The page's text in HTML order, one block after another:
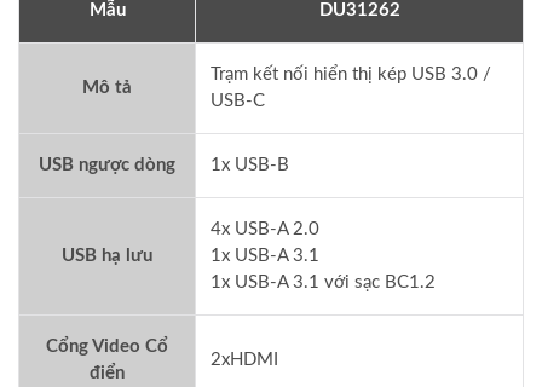
Mẫu DU31262
Mô tả
Trạm kết nối hiển thị kép USB 3.0 /
USB-C
USB ngược dòng 1x USB-B
USB hạ lưu
4x USB-A 2.0
1x USB-A 3.1
1x USB-A 3.1 với sạc BC1.2
Cổng Video Cổ
điển
2xHDMI